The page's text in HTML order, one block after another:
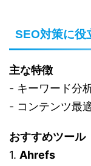
SEO対策に役
主な特徴
- キーワード分
- コンテンツ最
おすすめツール
1. Ahrefs